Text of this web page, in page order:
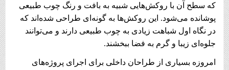
که سطح آن با روکش‌هایی شبیه به بافت و رنگ چوب طبیعی
پوشانده می‌شود. این روکش‌ها به گونه‌ای طراحی شده‌اند که
در نگاه اول شباهت زیادی به چوب طبیعی دارند و می‌توانند
جلوه‌ای زیبا و گرم به فضا ببخشند.
امروزه بسیاری از طراحان داخلی برای اجرای پروژه‌های